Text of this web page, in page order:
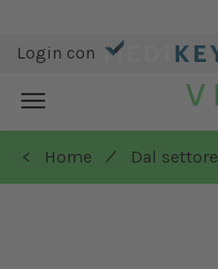
Login con
Toggle
navigation
< Home
/ Dal settore